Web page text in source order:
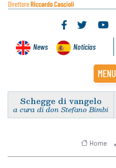
News Noticias
MENU
Schegge di vangelo
a cura di don Stefano Bimbi
Home